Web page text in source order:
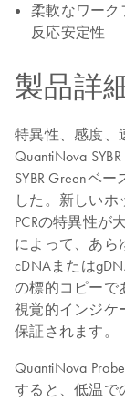
柔軟なワーク
反応安定性
製品詳
特異性、感度、
QuantiNova
SYBR Greenベ
した。新しいホ
PCRの特異性が
によって、あら
cDNAまたは
の標的コピーで
視覚的インジケ
保証されます。
QuantiNova
すると、低温で